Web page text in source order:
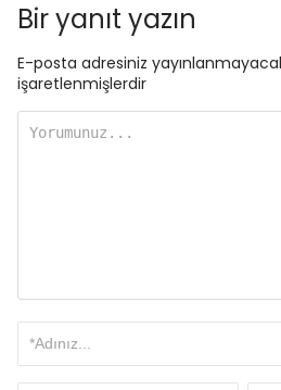
Bir yanıt yazın
E-posta adresiniz
işaretlenmişlerdir